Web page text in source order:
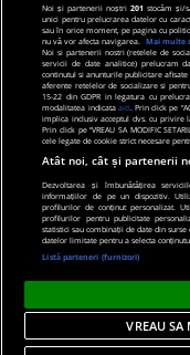
© 2019 PRO TV
de confidentialitate
Noi și partenerii noștri201 stocăm și/
unici pentru prelucrarea datelor cu
sau în orice moment, pe pagina cu
nu vă vor afecta navigarea.
Mai multe
Noi si partenerii nostri (retelele de
servicii de date analitice) prelucram
continutul si anunturile publicitare
aferente retelelor de socializare si
15-22 din GDPR in legatura cu
modalitatea indicata aici. Prin click pe
implica inclusiv acceptul dvs. cu privire
Prin click pe “VREAU SA MODIFIC
cele legate de cookie strict necesare
Atât noi, cât și partenerii
Dezvoltarea și îmbunătățirea
informațiilor de pe un dispozitiv.
profilurilor de conținut personalizat.
profilurilor pentru publicitate
statistici sau combinații de date din
datelor limitate pentru a selecta
Listă parteneri (furnizori)
VREAU SA